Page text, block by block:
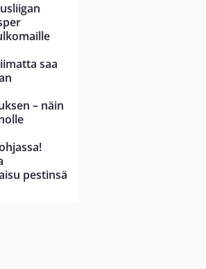
saa
– näin
pestinsä